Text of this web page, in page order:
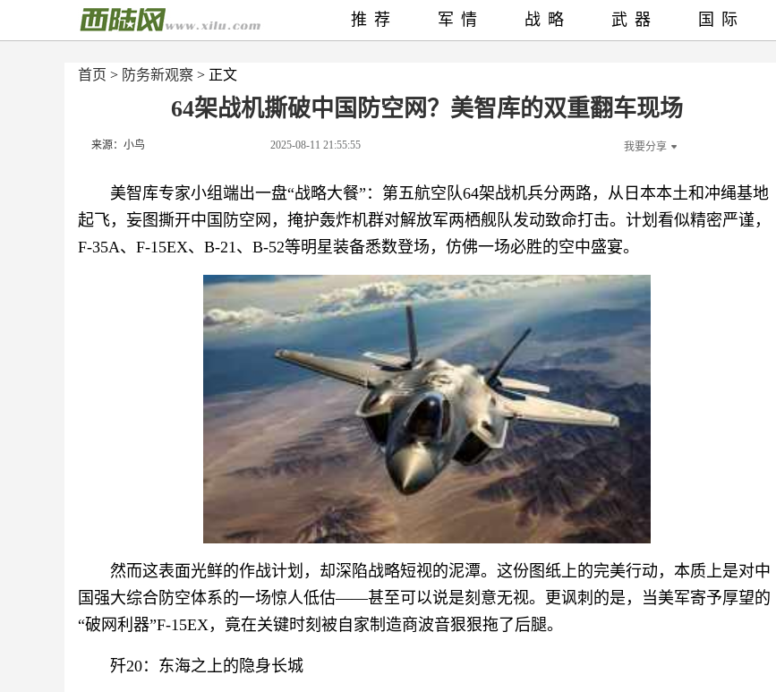
首页 > 防务新观察 > 正文
64架战机撕破中国防空网？美智库的双重翻车现场
来源：小鸟 2025-08-11 21:55:55 我要分享
美智库专家小组端出一盘“战略大餐”：第五航空队64架战机兵分两路，从日本本土和冲绳基地
起飞，妄图撕开中国防空网，掩护轰炸机群对解放军两栖舰队发动致命打击。计划看似精密严谨，
F-35A、F-15EX、B-21、B-52等明星装备悉数登场，仿佛一场必胜的空中盛宴。
然而这表面光鲜的作战计划，却深陷战略短视的泥潭。这份图纸上的完美行动，本质上是对中
国强大综合防空体系的一场惊人低估——甚至可以说是刻意无视。更讽刺的是，当美军寄予厚望的
“破网利器”F-15EX，竟在关键时刻被自家制造商波音狠狠拖了后腿。
‌歼20：东海之上的隐身长城‌
推荐 军情 战略 武器 国际